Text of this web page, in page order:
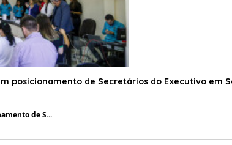
posicionamento de Secretários do Executivo em
de S...